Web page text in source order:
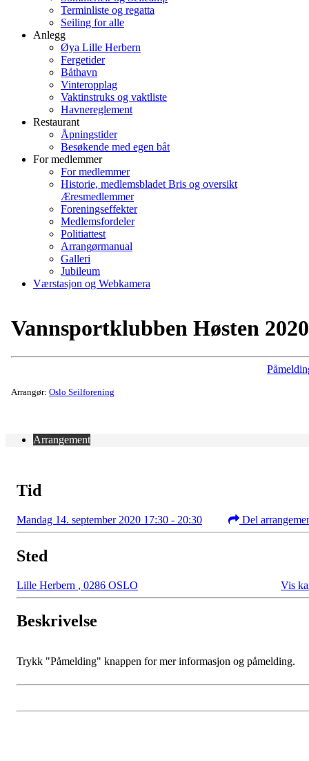
Terminliste og regatta
Seiling for alle
Anlegg
Øya Lille Herbern
Fergetider
Båthavn
Vinteropplag
Vaktinstruks og vaktliste
Havnereglement
Restaurant
Åpningstider
Besøkende med egen båt
For medlemmer
For medlemmer
Historie, medlemsbladet Bris og oversikt
Æresmedlemmer
Foreningseffekter
Medlemsfordeler
Politiattest
Arrangørmanual
Galleri
Jubileum
Værstasjon og Webkamera
Vannsportklubben Høsten 2020
Arrangør: Oslo Seilforening
Arrangement
Tid
Mandag 14. september 2020 17:30 - 20:30 Del
Sted
Lille Herbern , 0286 OSLO Vis
Beskrivelse
Trykk "Påmelding" knappen for mer informasjon og påmelding.